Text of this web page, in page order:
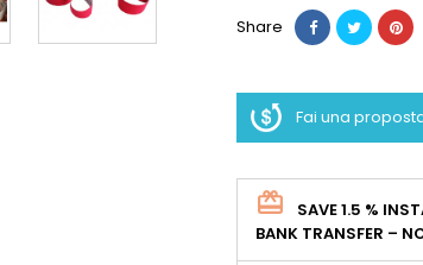
Share
Fai una
SAVE 1.5 %
BANK TRANSFER –